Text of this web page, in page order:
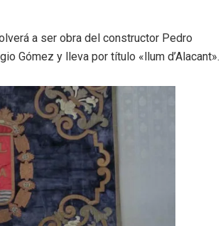
a ser obra del constructor Pedro
Gómez y lleva por título «llum d’Alacant».